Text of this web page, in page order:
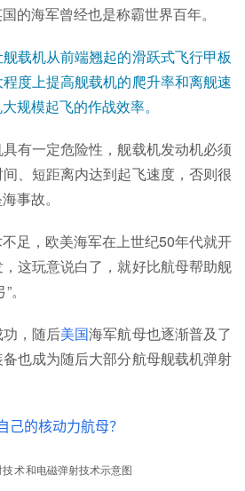
的海军曾经也是称霸世界百年。
载机从前端翘起的滑跃式飞行甲板
度上提高舰载机的爬升率和离舰速
规模起飞的作战效率。
有一定危险性，舰载机发动机必须
、短距离内达到起飞速度，否则很
事故。
足，欧美海军在上世纪50年代就开
这玩意说白了，就好比航母帮助舰
，随后美国海军航母也逐渐普及了
也成为随后大部分航母舰载机弹射
技术和电磁弹射技术示意图